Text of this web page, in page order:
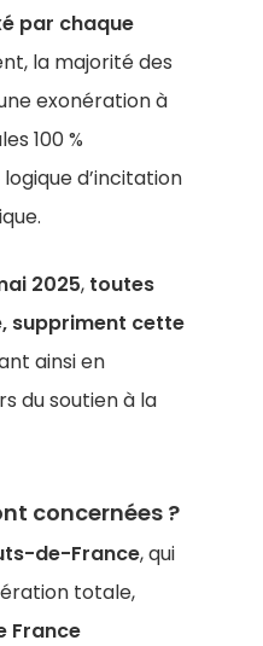
par chaque
la majorité des
exonération à
100 %
d’incitation
2025, toutes
suppriment cette
ainsi en
du soutien à la
concernées ?
de-France, qui
totale,
France